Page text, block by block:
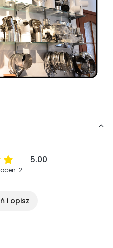
5.00
2
i opisz